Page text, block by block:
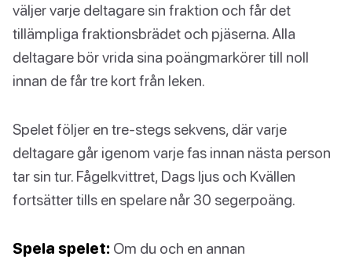
väljer varje deltagare sin fraktion och får det
tillämpliga fraktionsbrädet och pjäserna. Alla
deltagare bör vrida sina poängmarkörer till noll
innan de får tre kort från leken.
Spelet följer en tre-stegs sekvens, där varje
deltagare går igenom varje fas innan nästa person
tar sin tur. Fågelkvittret, Dags ljus och Kvällen
fortsätter tills en spelare når 30 segerpoäng.
Spela spelet: Om du och en annan